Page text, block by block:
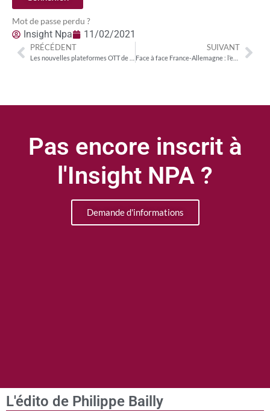
Mot de passe perdu ?
Insight Npa 11/02/2021
PRÉCÉDENT SUIVANT
Face à face France-Allemagne : l’exemple du modèle économique de la Bundesliga
Pas encore inscrit à
l'Insight NPA ?
Demande d'informations
L'édito de Philippe Bailly